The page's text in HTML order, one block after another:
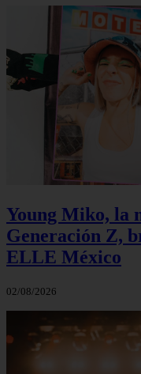
Young Miko, la
Generación Z,
ELLE México
02/08/2026